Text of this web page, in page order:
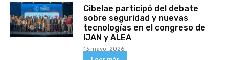
Cibelae participó del debate
sobre seguridad y nuevas
tecnologías en el congreso de
IJAN y ALEA
13 mayo, 2026